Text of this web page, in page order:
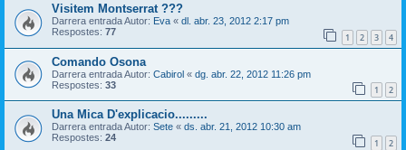
Visitem Montserrat ???
Darrera entrada Autor: Eva « dl. abr. 23, 2012 2:17 pm
Respostes: 77 1 2 3 4
Comando Osona
Darrera entrada Autor: Cabirol « dg. abr. 22, 2012 11:26 pm
Respostes: 33 1 2
Una Mica D'explicacio.........
Darrera entrada Autor: Sete « ds. abr. 21, 2012 10:30 am
Respostes: 24 1 2